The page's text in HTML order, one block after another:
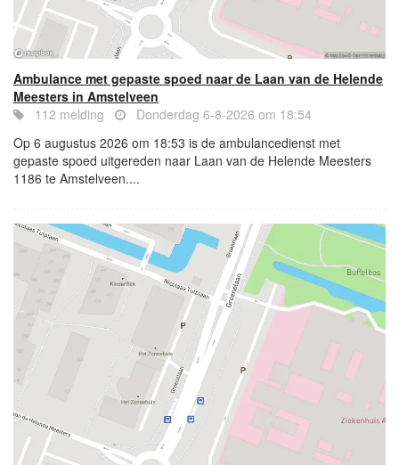
Ambulance met gepaste spoed naar de Laan van de Helende
Meesters in Amstelveen
112 melding
Donderdag 6-8-2026 om 18:54
Op 6 augustus 2026 om 18:53 is de ambulancedienst met
gepaste spoed uitgereden naar Laan van de Helende Meesters
1186 te Amstelveen....